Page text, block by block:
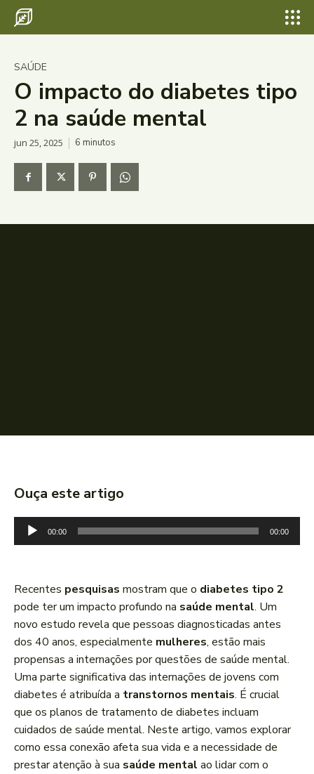
SAÚDE
O impacto do diabetes tipo
2 na saúde mental
jun 25, 2025 6 minutos
Ouça este artigo
o
d
o
r
d
e
á
u
d
i
o
00:00 00:00
Recentes pesquisas mostram que o diabetes tipo 2
pode ter um impacto profundo na saúde mental. Um
novo estudo revela que pessoas diagnosticadas antes
dos 40 anos, especialmente mulheres, estão mais
propensas a internações por questões de saúde mental.
Uma parte significativa das internações de jovens com
diabetes é atribuída a transtornos mentais. É crucial
que os planos de tratamento de diabetes incluam
cuidados de saúde mental. Neste artigo, vamos explorar
como essa conexão afeta sua vida e a necessidade de
prestar atenção à sua saúde mental ao lidar com o